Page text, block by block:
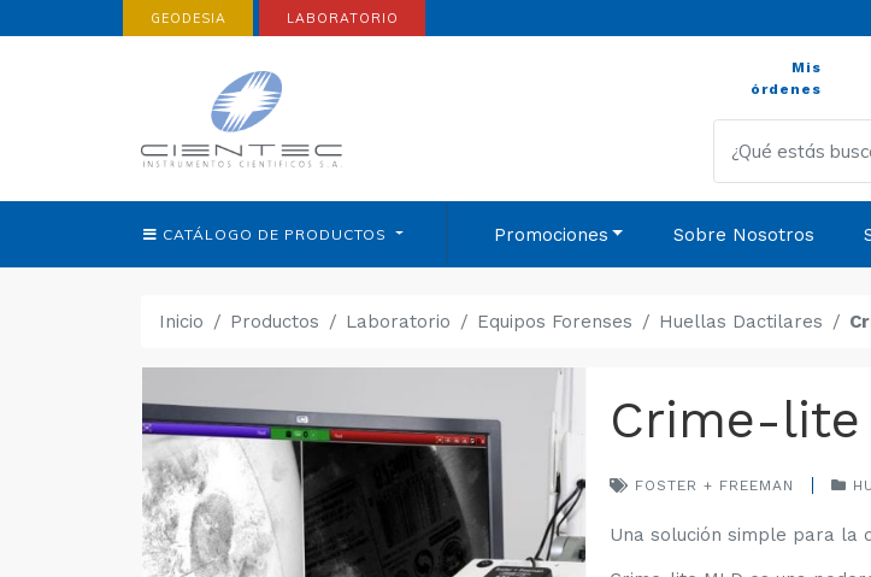
GEODESIA LABORATORIO
Mis
órdenes
CATÁLOGO DE PRODUCTOS Promociones Sobre Nosotros
Inicio Productos Laboratorio Equipos Forenses Huellas Dactilares
Crime-lite
FOSTER + FREEMAN
Una solución simple para la